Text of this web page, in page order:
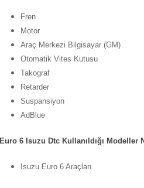
Fren
Motor
Araç Merkezi Bilgisayar (GM)
Otomatik Vites Kutusu
Takograf
Retarder
Suspansiyon
AdBlue
Euro 6 Isuzu Dtc Kullanıldığı Modeller
Isuzu Euro 6 Araçları.